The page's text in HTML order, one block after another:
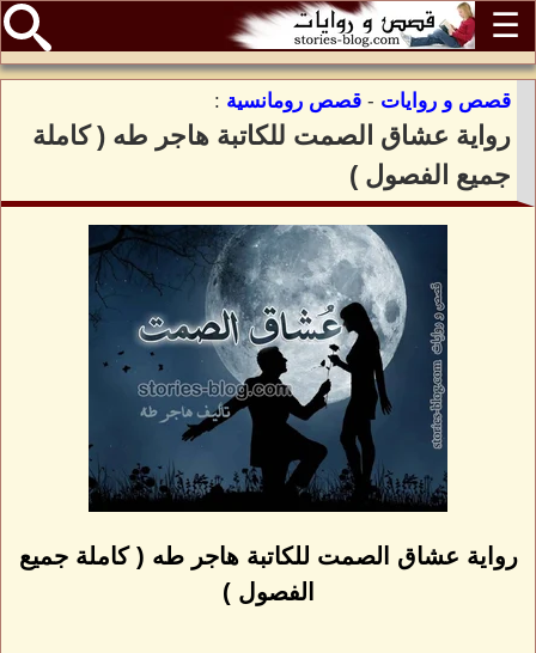
☰
قصص و روايات - قصص رومانسية :
رواية عشاق الصمت للكاتبة هاجر طه ( كاملة
جميع الفصول )
رواية عشاق الصمت للكاتبة هاجر طه ( كاملة جميع
الفصول )